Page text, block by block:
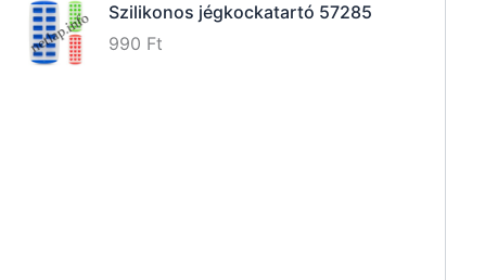
g
r
Szilikonos jégkockatartó 57285
990 Ft